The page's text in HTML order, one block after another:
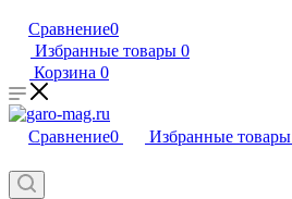
Сравнение0
Избранные товары 0
Корзина 0
Сравнение0 Избранные товары